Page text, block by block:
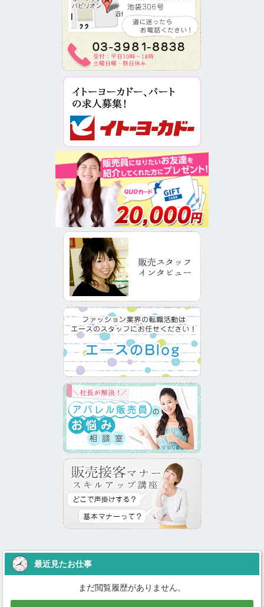
最近見たお仕事
まだ閲覧履歴がありません。